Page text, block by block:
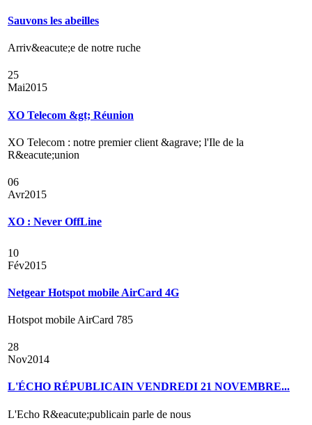
Sauvons les abeilles
Arriv&eacute;e de notre ruche
25
Mai2015
XO Telecom &gt; Réunion
XO Telecom : notre premier client &agrave; l'Ile de la
R&eacute;union
06
Avr2015
XO : Never OffLine
10
Fév2015
Netgear Hotspot mobile AirCard 4G
Hotspot mobile AirCard 785
28
Nov2014
L'ÉCHO RÉPUBLICAIN VENDREDI 21 NOVEMBRE...
L'Echo R&eacute;publicain parle de nous